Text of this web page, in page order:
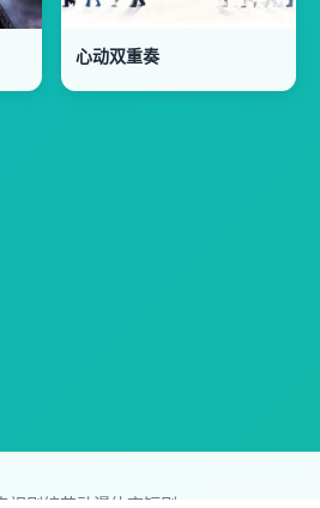
心动双重奏
视剧综艺动漫体育短剧